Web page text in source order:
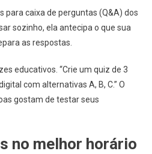
para caixa de perguntas (Q&A) dos
sozinho, ela antecipa o que sua
as respostas.
educativos. “Crie um quiz de 3
com alternativas A, B, C.” O
gostam de testar seus
no melhor horário